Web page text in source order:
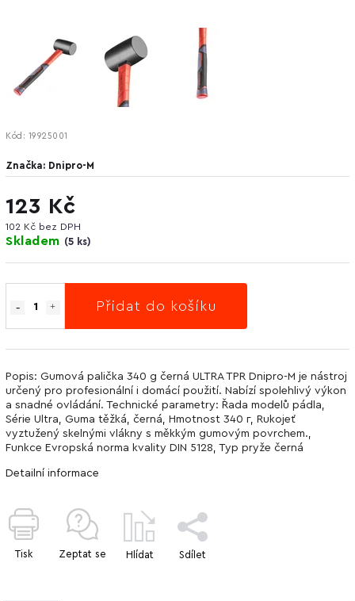
Kód: 19925001
Značka: Dnipro-M
123 Kč
102 Kč bez DPH
Skladem (5 ks)
Přidat do košíku
Popis: Gumová palička 340 g černá ULTRA TPR Dnipro-M je nástroj
určený pro profesionální i domácí použití. Nabízí spolehlivý výkon
a snadné ovládání. Technické parametry: Řada modelů pádla,
Série Ultra, Guma těžká, černá, Hmotnost 340 г, Rukojeť
vyztužený skelnými vlákny s měkkým gumovým povrchem.,
Funkce Evropská norma kvality DIN 5128, Typ pryže černá
Detailní informace
Tisk Zeptat se Hlídat Sdílet